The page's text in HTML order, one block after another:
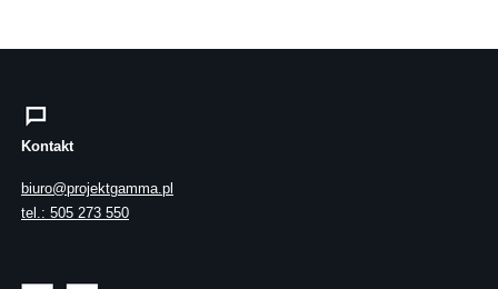
Kontakt
biuro@projektgamma.pl
tel.: 505 273 550